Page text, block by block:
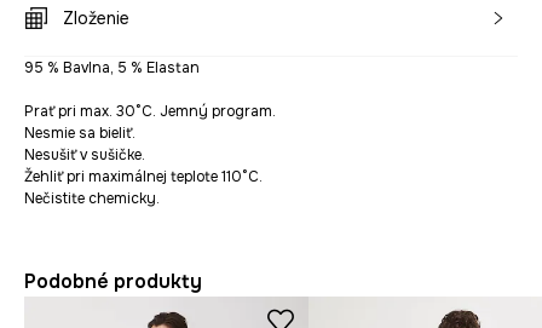
Zloženie
95 % Bavlna, 5 % Elastan
Prať pri max. 30°C. Jemný program.
Nesmie sa bieliť.
Nesušiť v sušičke.
Žehliť pri maximálnej teplote 110°C.
Nečistite chemicky.
Podobné produkty